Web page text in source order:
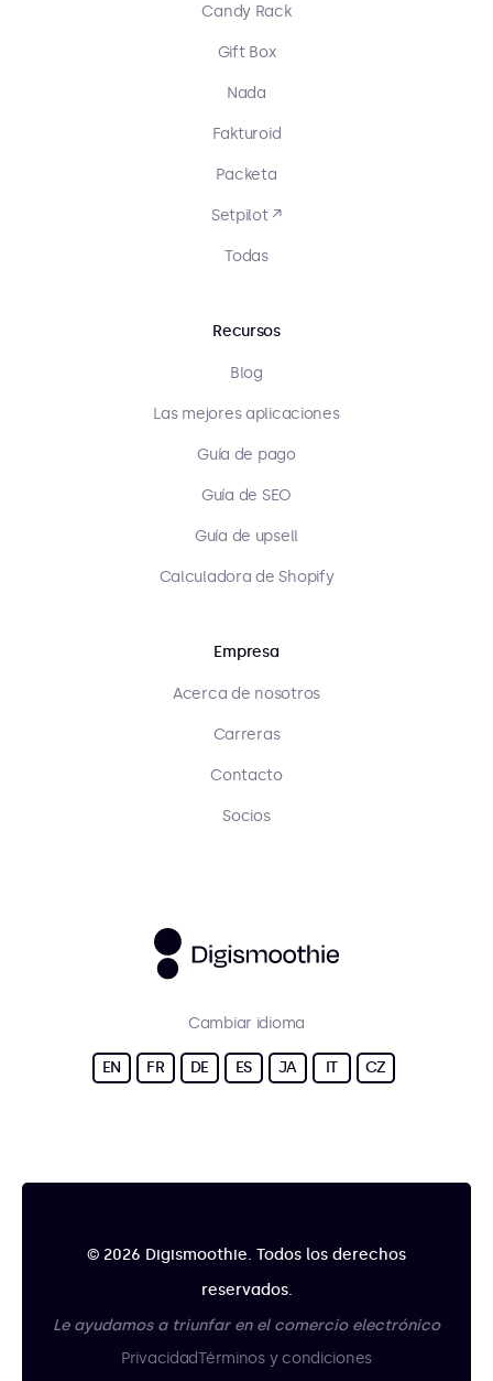
Candy Rack
Gift Box
Nada
Fakturoid
Packeta
Setpilot ↗
Todas
Recursos
Blog
Las mejores aplicaciones
Guía de pago
Guía de SEO
Guía de upsell
Calculadora de Shopify
Empresa
Acerca de nosotros
Carreras
Contacto
Socios
Cambiar idioma
EN FR DE ES JA IT CZ
© 2026 Digismoothie. Todos los derechos
reservados.
Le ayudamos a triunfar en el comercio electrónico
PrivacidadTérminos y condiciones